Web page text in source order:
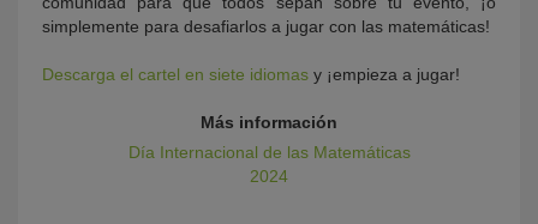
simplemente para desafiarlos a jugar con las matemáticas!
Descarga el cartel en siete idiomas y ¡empieza a jugar!
Más información
Día Internacional de las Matemáticas
2024